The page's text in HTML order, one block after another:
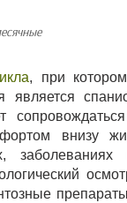
, при
внизу